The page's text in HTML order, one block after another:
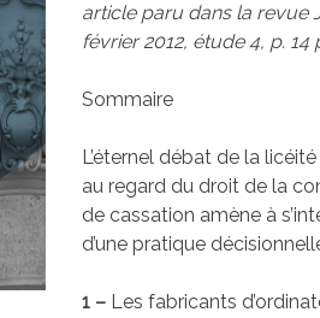
article paru dans la revue
février 2012, étude 4, p. 14
Sommaire
L’éternel débat de la
au regard du droit de la
de cassation amène à
d’une pratique
1 – Les fabricants